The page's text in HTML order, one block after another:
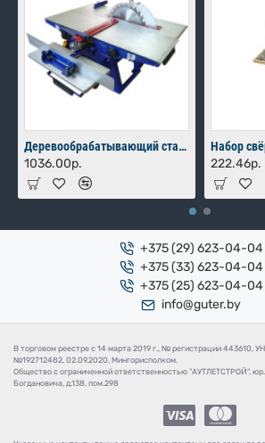
Деревообрабатывающий станок Мастер-Практик 2000
1036.00р. 222.46р.
+375 (29) 623-04-04
+375 (33) 623-04-04
+375 (25) 623-04-04
info@guter.by
В торговом реестре с 14 марта 2019 г., № регистрации 443610,
№192712482, 02.09.2020, Мингорисполком.
Общество с ограниченной ответственностью "АУТЛЕТСТРОЙ",
Богдановича, д.138, пом.298